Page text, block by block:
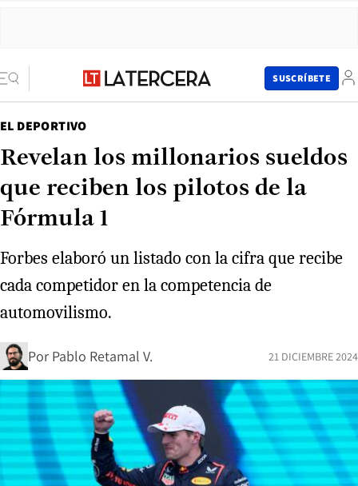
SUSCRÍBETE
EL DEPORTIVO
Revelan los millonarios sueldos
que reciben los pilotos de la
Fórmula 1
Forbes elaboró un listado con la cifra que recibe
cada competidor en la competencia de
automovilismo.
Por Pablo Retamal V. 21 DICIEMBRE 2024